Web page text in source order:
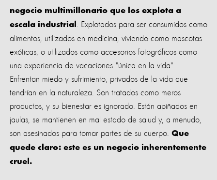
negocio multimillonario que los explota a
escala industrial
. Explotados para ser consumidos como
alimentos, utilizados en medicina, viviendo como mascotas
exóticas, o utilizados como accesorios fotográficos como
una experiencia de vacaciones "única en la vida".
Enfrentan miedo y sufrimiento, privados de la vida que
tendrían en la naturaleza. Son tratados como meros
productos, y su bienestar es ignorado. Están apiñados en
jaulas, se mantienen en mal estado de salud y, a menudo,
son asesinados para tomar partes de su cuerpo. Que
quede claro: este es un negocio inherentemente
cruel.